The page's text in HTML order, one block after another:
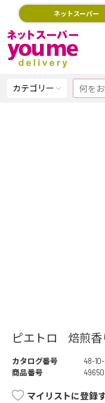
ネットスーパー
カテゴリー
ピエトロ 焙煎
カタログ番号
48-
商品番号
マイリストに登録